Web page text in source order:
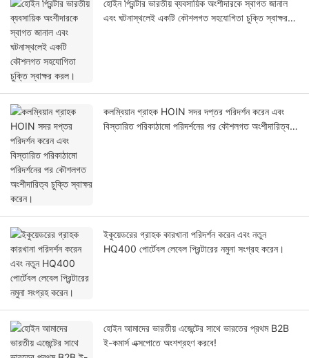
হোইন প্রিন্টার ভারতীয় ব্যবসায়িক অংশীদারকে স্বাগত জানাল
এবং ঘটনাস্থলেই একটি কৌশলগত সহযোগিতা চুক্তি স্বাক্ষর
কলম্বিয়ান গ্রাহক HOIN সদর দপ্তর পরিদর্শন করেন এবং
বিস্তারিত পরিকাঠামো পরিদর্শনের পর কৌশলগত অংশীদারিত্ব
ইকুয়েডরের গ্রাহক কারখানা পরিদর্শন করেন এবং নতুন
HQ400 পোর্টেবল লেবেল প্রিন্টারের নমুনা সংগ্রহ করেন।
হোইন আমাদের ভারতীয় এজেন্টের সাথে ভারতের প্রথম B2B
ই-কমার্স এক্সপোতে অংশগ্রহণ করবে!